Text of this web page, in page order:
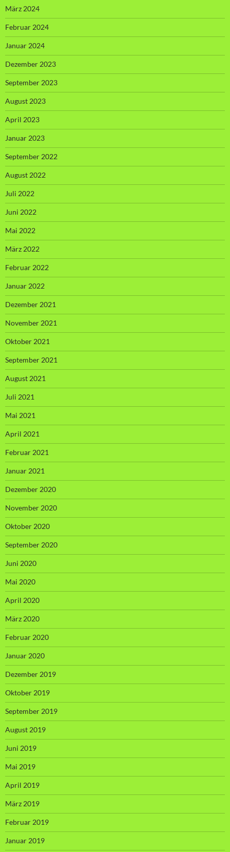
März 2024
Februar 2024
Januar 2024
Dezember 2023
September 2023
August 2023
April 2023
Januar 2023
September 2022
August 2022
Juli 2022
Juni 2022
Mai 2022
März 2022
Februar 2022
Januar 2022
Dezember 2021
November 2021
Oktober 2021
September 2021
August 2021
Juli 2021
Mai 2021
April 2021
Februar 2021
Januar 2021
Dezember 2020
November 2020
Oktober 2020
September 2020
Juni 2020
Mai 2020
April 2020
März 2020
Februar 2020
Januar 2020
Dezember 2019
Oktober 2019
September 2019
August 2019
Juni 2019
Mai 2019
April 2019
März 2019
Februar 2019
Januar 2019